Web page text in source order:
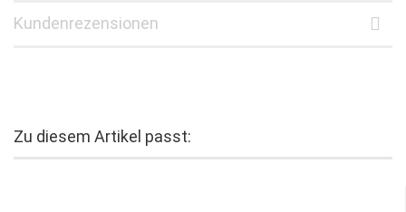
Kundenrezensionen
Zu diesem Artikel passt: